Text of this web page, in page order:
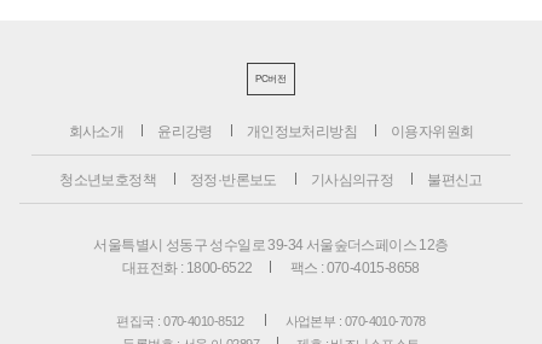
PC버전
회사소개 윤리강령 개인정보처리방침 이용자위원회
청소년보호정책 정정·반론보도 기사심의규정 불편신고
서울특별시 성동구 성수일로 39-34 서울숲더스페이스 12층
대표전화 : 1800-6522
팩스 : 070-4015-8658
편집국 : 070-4010-8512
사업본부 : 070-4010-7078